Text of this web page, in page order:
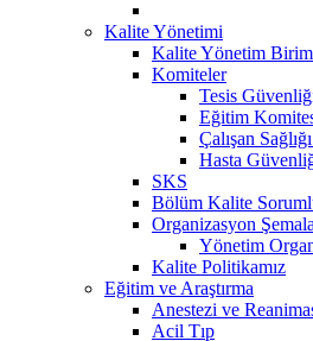
Kalite Yönetimi
Kalite Yönetim
Komiteler
Tesis
Eğitim
Çalışan
Hasta
SKS
Bölüm Kalite
Organizasyon
Yönetim
Kalite Politikamız
Eğitim ve Araştırma
Anestezi ve
Acil Tıp